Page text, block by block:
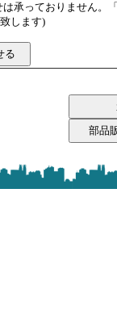
承っておりません。
します)